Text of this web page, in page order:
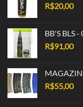
R$20,00
BB'S BLS
R$91,00
R$55,00